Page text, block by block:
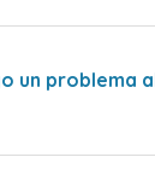
un problema